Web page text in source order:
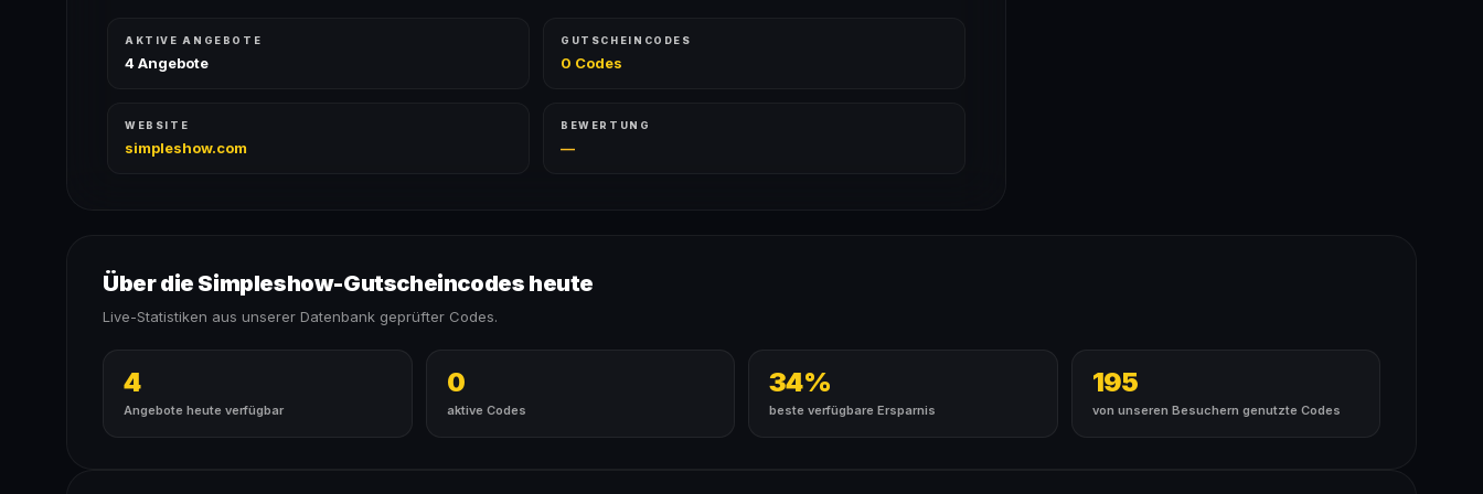
AKTIVE ANGEBOTE
4 Angebote
GUTSCHEINCODES
0 Codes
WEBSITE
simpleshow.com
BEWERTUNG
—
Über die Simpleshow-Gutscheincodes heute
Live-Statistiken aus unserer Datenbank geprüfter Codes.
4
Angebote heute verfügbar
0
aktive Codes
34%
beste verfügbare Ersparnis
195
von unseren Besuchern genutzte Codes